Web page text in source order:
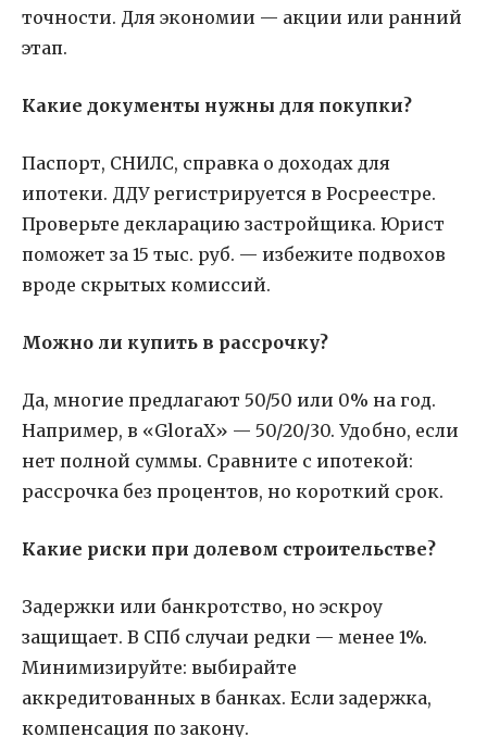
точности. Для экономии — акции или ранний
этап.
Какие документы нужны для покупки?
Паспорт, СНИЛС, справка о доходах для
ипотеки. ДДУ регистрируется в Росреестре.
Проверьте декларацию застройщика. Юрист
поможет за 15 тыс. руб. — избежите подвохов
вроде скрытых комиссий.
Можно ли купить в рассрочку?
Да, многие предлагают 50/50 или 0% на год.
Например, в «GloraX» — 50/20/30. Удобно, если
нет полной суммы. Сравните с ипотекой:
рассрочка без процентов, но короткий срок.
Какие риски при долевом строительстве?
Задержки или банкротство, но эскроу
защищает. В СПб случаи редки — менее 1%.
Минимизируйте: выбирайте
аккредитованных в банках. Если задержка,
компенсация по закону.